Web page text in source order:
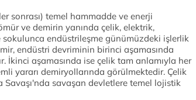
sonrası) temel hammadde ve enerji
ve demirin yanında çelik, elektrik,
endüstrileşme günümüzdeki işlerlik
endüstri devriminin birinci aşamasında
İkinci aşamasında ise çelik tam anlamıyla her
yararı demiryollarında görülmektedir. Çelik
savaşan devletlere temel lojistik